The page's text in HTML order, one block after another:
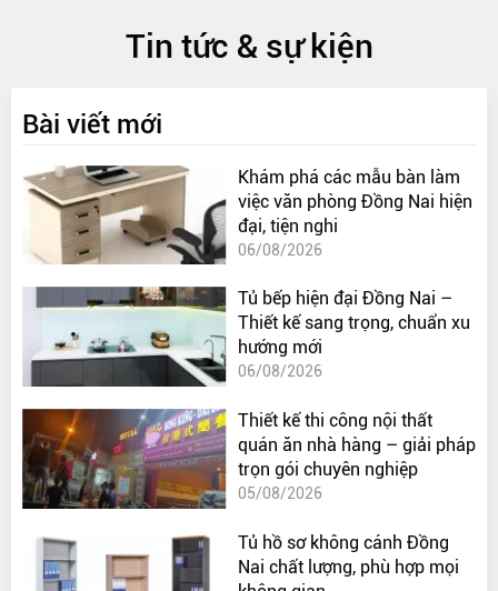
Tin tức & sự kiện
Bài viết mới
Khám phá các mẫu bàn làm
việc văn phòng Đồng Nai hiện
đại, tiện nghi
06/08/2026
Tủ bếp hiện đại Đồng Nai –
Thiết kế sang trọng, chuẩn xu
hướng mới
06/08/2026
Thiết kế thi công nội thất
quán ăn nhà hàng – giải pháp
trọn gói chuyên nghiệp
05/08/2026
Tủ hồ sơ không cánh Đồng
Nai chất lượng, phù hợp mọi